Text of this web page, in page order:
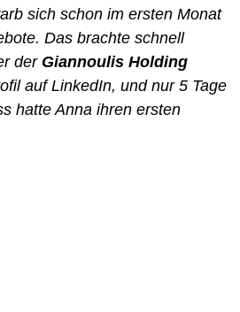
sich schon im ersten Monat
Das brachte schnell
der Giannoulis Holding
auf LinkedIn, und nur 5 Tage
hatte Anna ihren ersten